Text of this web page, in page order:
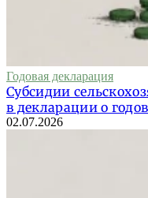
Годовая декларация
Субсидии
в декларации о
02.07.2026